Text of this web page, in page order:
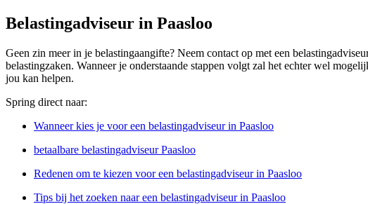
Belastingadviseur in Paasloo
Geen zin meer in je belastingaangifte? Neem contact op met een
belastingzaken. Wanneer je onderstaande stappen volgt zal het echter wel
jou kan helpen.
Spring direct naar:
Wanneer kies je voor een belastingadviseur in Paasloo
betaalbare belastingadviseur Paasloo
Redenen om te kiezen voor een belastingadviseur in Paasloo
Tips bij het zoeken naar een belastingadviseur in Paasloo